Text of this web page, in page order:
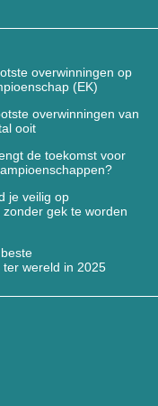
overwinningen op
(EK)
overwinningen van
ooit
de toekomst voor
je veilig op
gek te worden
wereld in 2025